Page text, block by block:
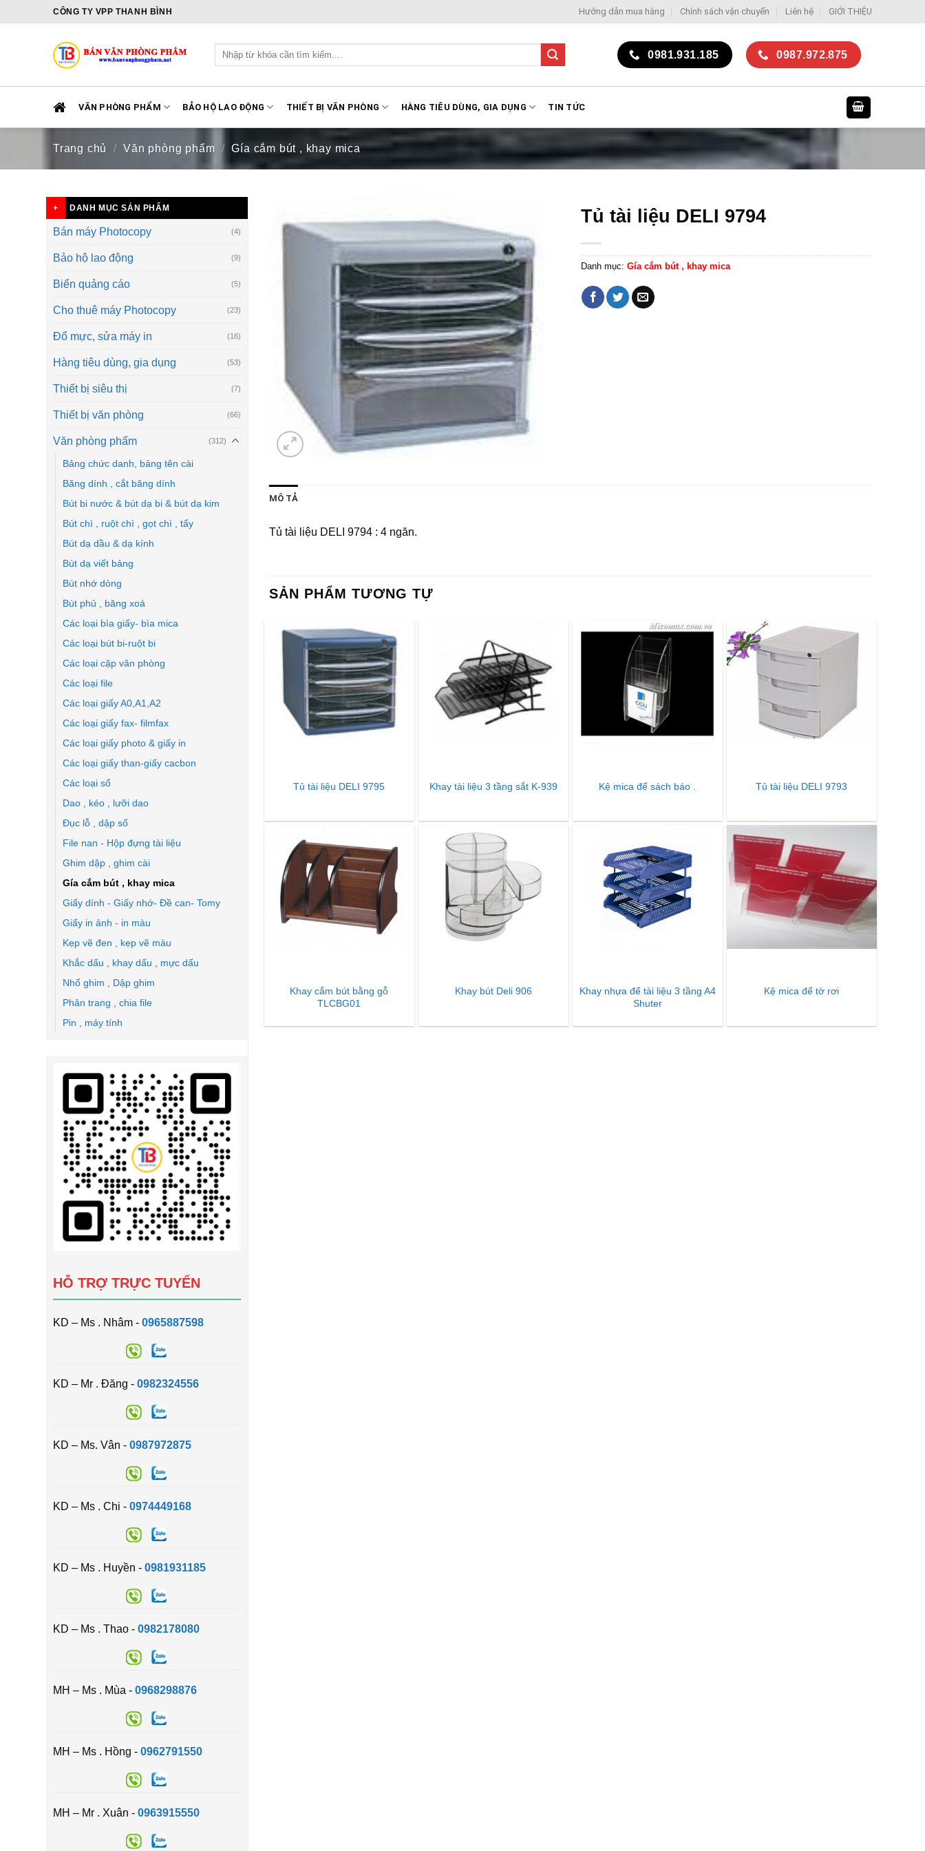
CÔNG TY VPP THANH BÌNH Hướng dẫn mua hàng Chính sách vận chuyển Liên hệ GIỚI THIỆU
Tìm
kiếm:
0981.931.185 0987.972.875
VĂN PHÒNG PHẨM BẢO HỘ LAO ĐỘNG THIẾT BỊ VĂN PHÒNG HÀNG TIÊU DÙNG, GIA DỤNG TIN TỨC
Trang chủ / Văn phòng phẩm / Gía cắm bút , khay mica
DANH MỤC SẢN PHẨM
Bán máy Photocopy (4)
Bảo hộ lao động (9)
Biển quảng cáo (5)
Cho thuê máy Photocopy (23)
Đổ mực, sửa máy in (16)
Hàng tiêu dùng, gia dụng (53)
Thiết bị siêu thị (7)
Thiết bị văn phòng (66)
Văn phòng phẩm (312)
Bảng chức danh, bảng tên cài
Băng dính , cắt băng dính
Bút bi nước & bút dạ bi & bút dạ kim
Bút chì , ruột chì , gọt chì , tẩy
Bút dạ dầu & dạ kính
Bút dạ viết bảng
Bút nhớ dòng
Bút phủ , băng xoá
Các loại bìa giấy- bìa mica
Các loại bút bi-ruột bi
Các loại cặp văn phòng
Các loại file
Các loại giấy A0,A1,A2
Các loại giấy fax- filmfax
Các loại giấy photo & giấy in
Các loại giấy than-giấy cacbon
Các loại sổ
Dao , kéo , lưỡi dao
Đục lỗ , dập số
File nan - Hộp đựng tài liệu
Ghim dập , ghim cài
Gía cắm bút , khay mica
Giấy dính - Giấy nhớ- Đề can- Tomy
Giấy in ảnh - in màu
Kẹp vẽ đen , kẹp vẽ màu
Khắc dấu , khay dấu , mực dấu
Nhổ ghim , Dập ghim
Phân trang , chia file
Pin , máy tính
HỖ TRỢ TRỰC TUYẾN
KD – Ms . Nhâm - 0965887598
KD – Mr . Đăng - 0982324556
KD – Ms. Vân - 0987972875
KD – Ms . Chi - 0974449168
KD – Ms . Huyền - 0981931185
KD – Ms . Thao - 0982178080
MH – Ms . Mùa - 0968298876
MH – Ms . Hồng - 0962791550
MH – Mr . Xuân - 0963915550
Tủ tài liệu DELI 9794
Danh mục: Gía cắm bút , khay mica
MÔ TẢ
Tủ tài liệu DELI 9794 : 4 ngăn.
SẢN PHẨM TƯƠNG TỰ
Tủ tài liệu DELI 9795 Khay tài liệu 3 tầng sắt K-939 Kệ mica để sách báo . Tủ tài liệu DELI 9793
Khay cắm bút bằng gỗ
TLCBG01
Khay bút Deli 906
Khay nhựa để tài liệu 3 tầng A4
Shuter
Kệ mica để tờ rơi